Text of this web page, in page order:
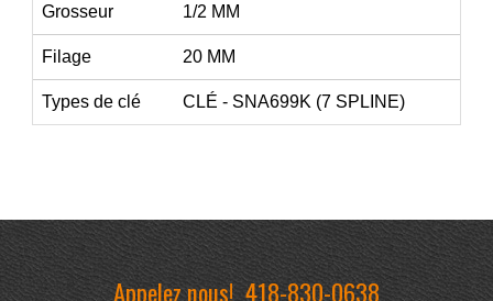
Grosseur 1/2 MM
Filage 20 MM
Types de clé CLÉ - SNA699K (7 SPLINE)
Appelez nous!418-830-0638